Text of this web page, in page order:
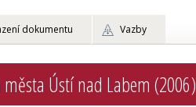
dokumentu Vazby
Ústí nad Labem (2006)